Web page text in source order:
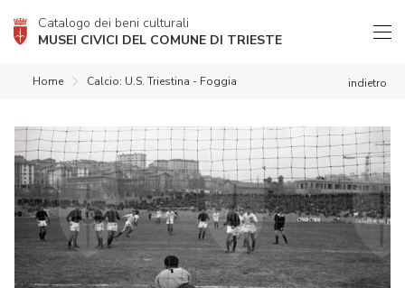
Catalogo dei beni culturali
MUSEI CIVICI DEL COMUNE DI TRIESTE
indietro
Home Calcio: U.S. Triestina - Foggia